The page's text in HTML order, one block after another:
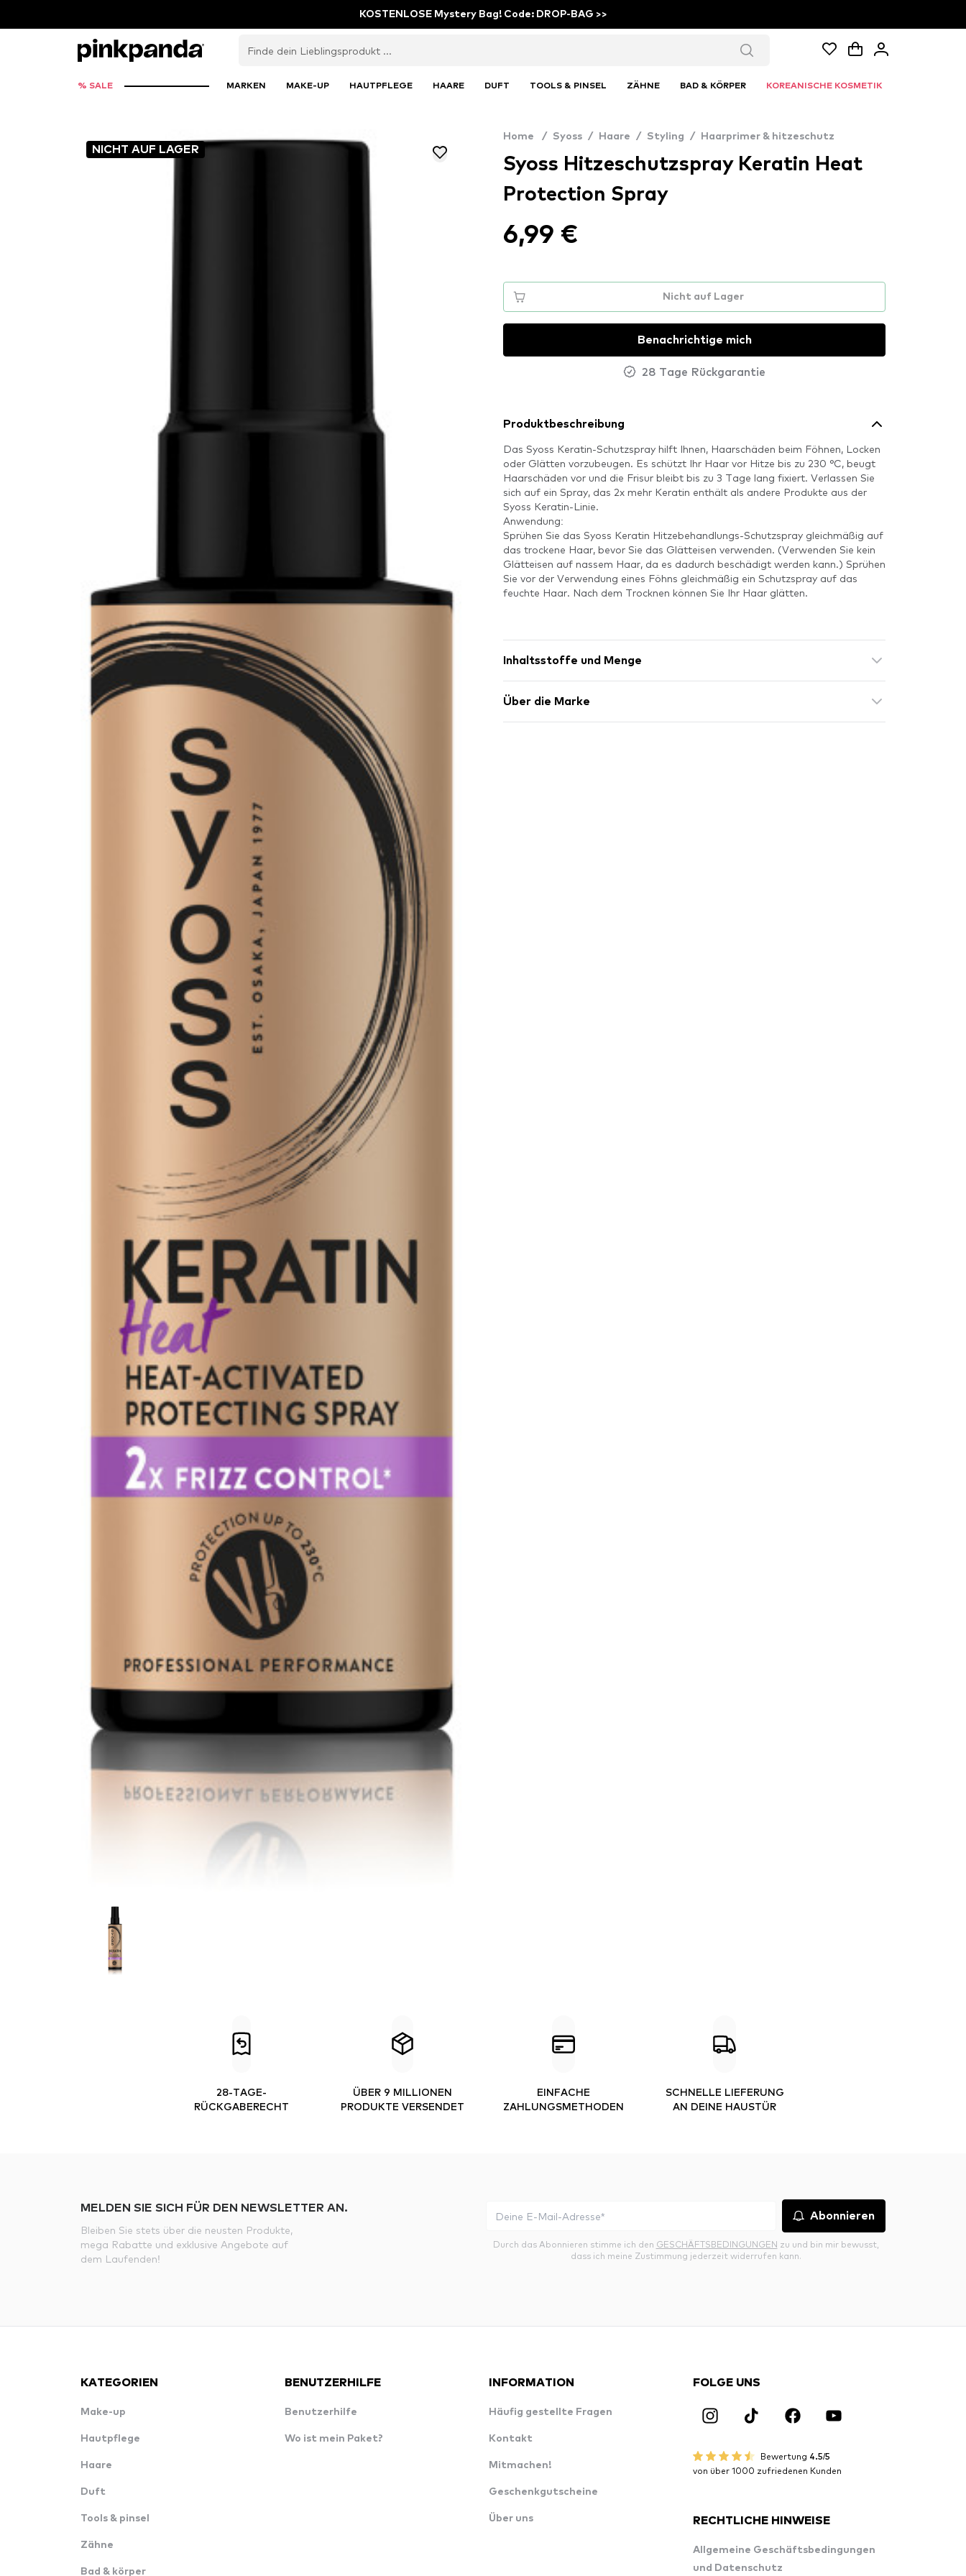
KOSTENLOSE Mystery Bag! Code: DROP-BAG >>
% SALE MARKEN MAKE-UP HAUTPFLEGE HAARE DUFT TOOLS & PINSEL ZÄHNE BAD & KÖRPER KOREANISCHE KOSMETIK
NICHT AUF LAGER
Home / Syoss / Haare / Styling / Haarprimer & hitzeschutz
Syoss Hitzeschutzspray Keratin Heat
Protection Spray
6,99 €
Nicht auf Lager
Benachrichtige mich
28 Tage Rückgarantie
Produktbeschreibung
Das Syoss Keratin-Schutzspray hilft Ihnen, Haarschäden beim Föhnen, Locken
oder Glätten vorzubeugen. Es schützt Ihr Haar vor Hitze bis zu 230 °C, beugt
Haarschäden vor und die Frisur bleibt bis zu 3 Tage lang fixiert. Verlassen Sie
sich auf ein Spray, das 2x mehr Keratin enthält als andere Produkte aus der
Syoss Keratin-Linie.
Anwendung:
Sprühen Sie das Syoss Keratin Hitzebehandlungs-Schutzspray gleichmäßig auf
das trockene Haar, bevor Sie das Glätteisen verwenden. (Verwenden Sie kein
Glätteisen auf nassem Haar, da es dadurch beschädigt werden kann.) Sprühen
Sie vor der Verwendung eines Föhns gleichmäßig ein Schutzspray auf das
feuchte Haar. Nach dem Trocknen können Sie Ihr Haar glätten.
Inhaltsstoffe und Menge
Über die Marke
28-TAGE-
RÜCKGABERECHT
ÜBER 9 MILLIONEN
PRODUKTE VERSENDET
EINFACHE
ZAHLUNGSMETHODEN
SCHNELLE LIEFERUNG
AN DEINE HAUSTÜR
MELDEN SIE SICH FÜR DEN NEWSLETTER AN.
Bleiben Sie stets über die neusten Produkte,
mega Rabatte und exklusive Angebote auf
dem Laufenden!
Abonnieren
Durch das Abonnieren stimme ich den GESCHÄFTSBEDINGUNGEN zu und bin mir bewusst,
dass ich meine Zustimmung jederzeit widerrufen kann.
KATEGORIEN
Make-up
Hautpflege
Haare
Duft
Tools & pinsel
Zähne
Bad & körper
BENUTZERHILFE
Benutzerhilfe
Wo ist mein Paket?
INFORMATION
Häufig gestellte Fragen
Kontakt
Mitmachen!
Geschenkgutscheine
Über uns
FOLGE UNS
Bewertung 4.5/5
von über 1000 zufriedenen Kunden
RECHTLICHE HINWEISE
Allgemeine Geschäftsbedingungen
und Datenschutz